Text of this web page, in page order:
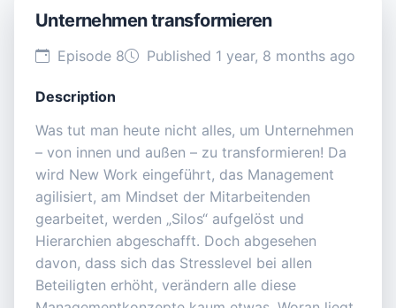
Unternehmen transformieren
Episode 8 Published 1 year, 8 months ago
Description
Was tut man heute nicht alles, um Unternehmen
– von innen und außen – zu transformieren! Da
wird New Work eingeführt, das Management
agilisiert, am Mindset der Mitarbeitenden
gearbeitet, werden „Silos“ aufgelöst und
Hierarchien abgeschafft. Doch abgesehen
davon, dass sich das Stresslevel bei allen
Beteiligten erhöht, verändern alle diese